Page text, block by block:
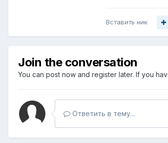
Вставить ник
Join the conversation
You can post now and register later. If you
Ответить в тему...